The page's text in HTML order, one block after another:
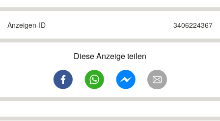
Anzeigen-ID 3406224367
Diese Anzeige teilen